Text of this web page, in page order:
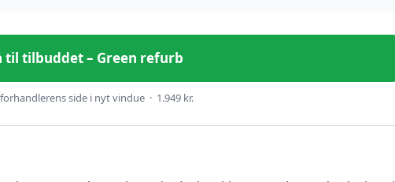
til tilbuddet – Green refurb
side i nyt vindue · 1.949 kr.